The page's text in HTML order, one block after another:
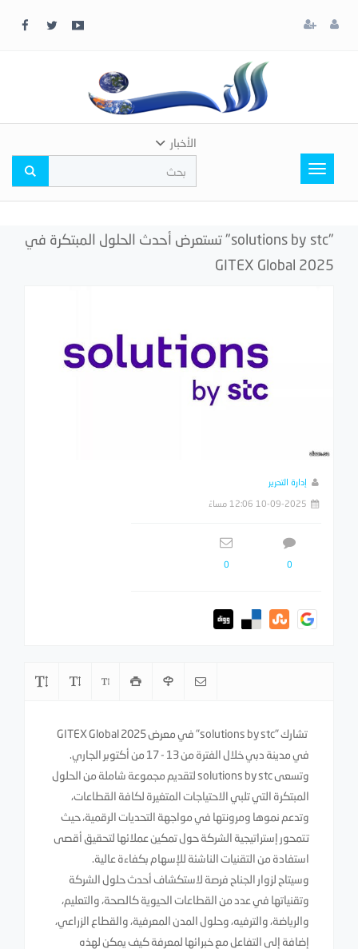
Toggle
navigation
الأخبار
"solutions by stc" تستعرض أحدث الحلول المبتكرة في
GITEX Global 2025
إدارة التحرير
10-09-2025 12:06 مساءً
0
0
تشارك "solutions by stc" في معرض GITEX Global 2025
في مدينة دبي خلال الفترة من 13 - 17 من أكتوبر الجاري.
وتسعى solutions by stc لتقديم مجموعة شاملة من الحلول
المبتكرة التي تلبي الاحتياجات المتغيرة لكافة القطاعات،
وتدعم نموها ومرونتها في مواجهة التحديات الرقمية، حيث
تتمحور إستراتيجية الشركة حول تمكين عملائها لتحقيق أقصى
استفادة من التقنيات الناشئة للإسهام بكفاءة عالية.
وسيتاح لزوار الجناح فرصة لاستكشاف أحدث حلول الشركة
وتقنياتها في عدد من القطاعات الحيوية كالصحة، والتعليم،
والرياضة، والترفيه، وحلول المدن المعرفية، والقطاع الزراعي،
إضافة إلى التفاعل مع خبرائها لمعرفة كيف يمكن لهذه